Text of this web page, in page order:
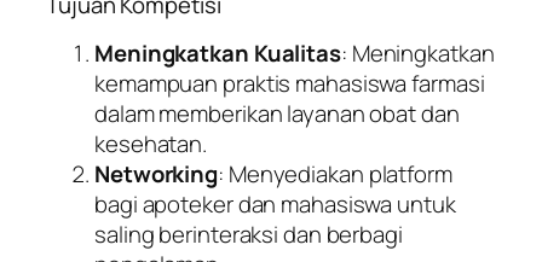
Meningkatkan Kualitas: Meningkatkan
kemampuan praktis mahasiswa farmasi
dalam memberikan layanan obat dan
kesehatan.
Networking: Menyediakan platform
bagi apoteker dan mahasiswa untuk
saling berinteraksi dan berbagi